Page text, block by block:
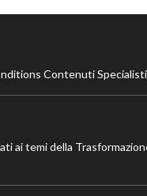
Contenuti
ai temi della